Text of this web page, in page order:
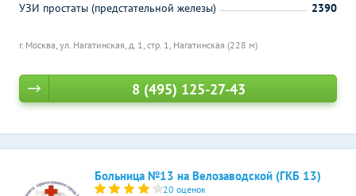
г. Москва, ул. Нагатинская, д. 1, стр. 1, Нагатинская (228 м)
УЗИ простаты (предстательной железы)
2390
8 (495) 125-27-43
Больница №13 на Велозаводской (ГКБ 13)
20 оценок